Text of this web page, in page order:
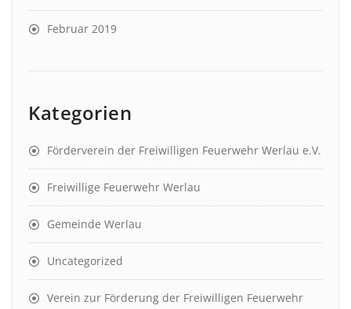
Februar 2019
Kategorien
Förderverein der Freiwilligen Feuerwehr Werlau e.V.
Freiwillige Feuerwehr Werlau
Gemeinde Werlau
Uncategorized
Verein zur Förderung der Freiwilligen Feuerwehr